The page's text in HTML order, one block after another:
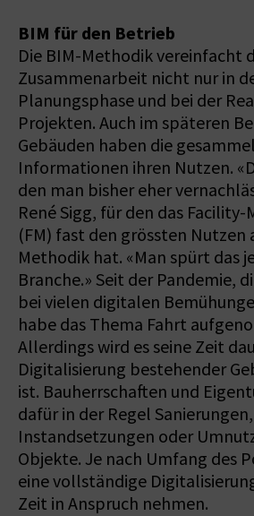
BIM für den Betrieb
Die BIM-Methodik vereinfacht
Zusammenarbeit nicht nur in
Planungsphase und bei der
Projekten. Auch im späteren
Gebäuden haben die
Informationen ihren Nutzen.
den man bisher eher
René Sigg, für den das
(FM) fast den grössten Nutzen
Methodik hat. «Man spürt das
Branche.» Seit der Pandemie,
bei vielen digitalen
habe das Thema Fahrt
Allerdings wird es seine Zeit
Digitalisierung bestehender
ist. Bauherrschaften und
dafür in der Regel Sanierungen,
Instandsetzungen oder
Objekte. Je nach Umfang des
eine vollständige
Zeit in Anspruch nehmen.